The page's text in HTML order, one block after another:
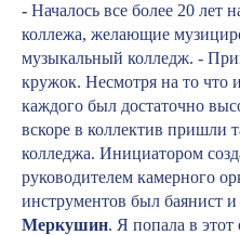
- Началось все более 20 лет
коллежа, желающие
музыкальный колледж. -
кружок. Несмотря на то что
каждого был достаточно
вскоре в коллектив пришли
колледжа. Инициатором
руководителем камерного
инструментов был баянист
Меркушин. Я попала в этот